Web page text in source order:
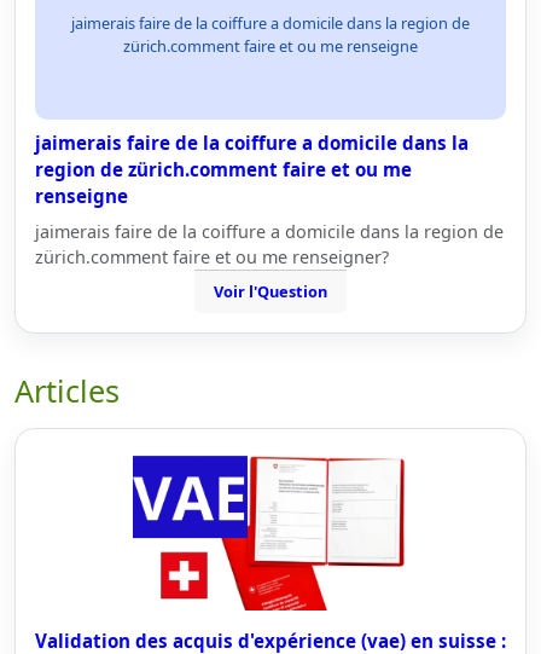
jaimerais faire de la coiffure a domicile dans la region de
zürich.comment faire et ou me renseigne
jaimerais faire de la coiffure a domicile dans la
region de zürich.comment faire et ou me
renseigne
jaimerais faire de la coiffure a domicile dans la region de
zürich.comment faire et ou me renseigner?
Voir l'Question
Articles
Validation des acquis d'expérience (vae) en suisse :